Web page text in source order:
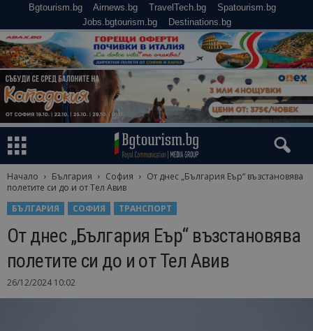
Bgtourism.bg Airnews.bg TravelTech.bg
Spatourism.bg
Jobs.bgtourism.bg
Destinations.bg
Начало България София
От днес „България Еър“ възстановява
полетите си до и от Тел Авив
БЪЛГАРИЯ
СОФИЯ ТРАНСПОРТ
От днес „България Еър“ възстановява
полетите си до и от Тел Авив
26/12/2024 10:02